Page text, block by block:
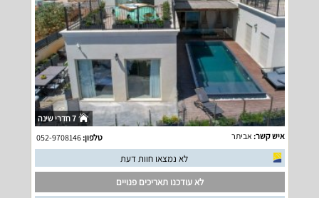
7 חדרי שינה
איש קשר: אביתר טלפון:052-9708146
לא נמצאו חוות דעת
לא עודכנו תאריכים פנויים